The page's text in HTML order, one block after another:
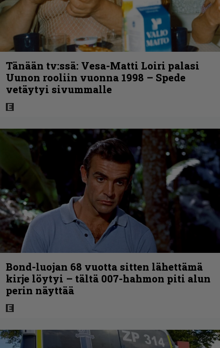
Tänään tv:ssä: Vesa-Matti Loiri palasi
Uunon rooliin vuonna 1998 – Spede
vetäytyi sivummalle
Bond-luojan 68 vuotta sitten lähettämä
kirje löytyi – tältä 007-hahmon piti alun
perin näyttää